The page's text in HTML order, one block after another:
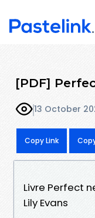
[PDF]
13 October
Copy Link
Livre Perfect
Lily Evans